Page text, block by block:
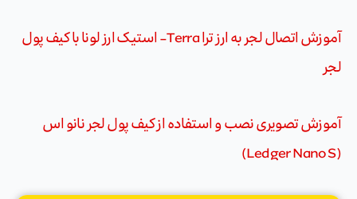
آموزش اتصال لجر به ارز ترا Terra- استیک ارز لونا با کیف پول
لجر
آموزش تصویری نصب و استفاده از کیف پول لجر نانو اس